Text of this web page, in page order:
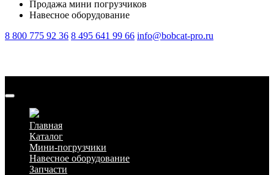
Продажа мини погрузчиков
Навесное оборудование
8 800 775 92 36 8 495 641 99 66 info@bobcat-pro.ru
Главная
Каталог
Мини-погрузчики
Навесное оборудование
Запчасти